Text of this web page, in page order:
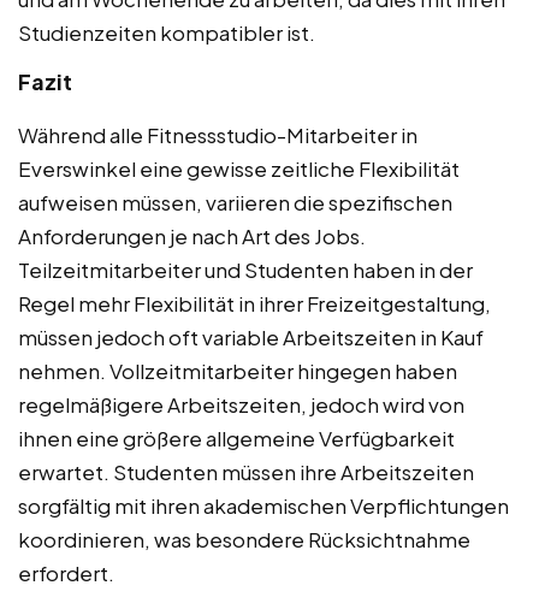
Studienzeiten kompatibler ist.
Fazit
Während alle Fitnessstudio-Mitarbeiter in
Everswinkel eine gewisse zeitliche Flexibilität
aufweisen müssen, variieren die spezifischen
Anforderungen je nach Art des Jobs.
Teilzeitmitarbeiter und Studenten haben in der
Regel mehr Flexibilität in ihrer Freizeitgestaltung,
müssen jedoch oft variable Arbeitszeiten in Kauf
nehmen. Vollzeitmitarbeiter hingegen haben
regelmäßigere Arbeitszeiten, jedoch wird von
ihnen eine größere allgemeine Verfügbarkeit
erwartet. Studenten müssen ihre Arbeitszeiten
sorgfältig mit ihren akademischen Verpflichtungen
koordinieren, was besondere Rücksichtnahme
erfordert.